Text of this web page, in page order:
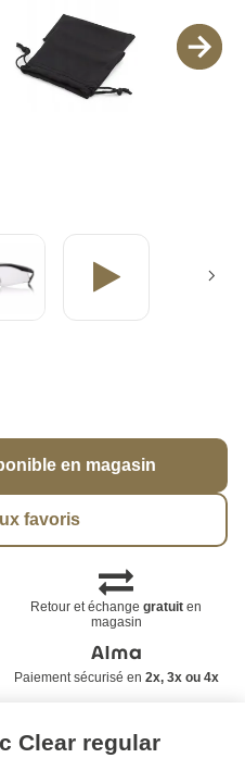
en magasin
favoris
Retour et échangegratuit en
magasin
Paiement sécurisé en 2x, 3x ou 4x
Clear regular